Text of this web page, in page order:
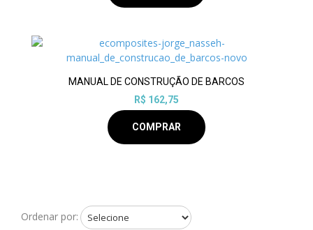
MANUAL DE CONSTRUÇÃO DE BARCOS
R$ 162,75
COMPRAR
Ordenar por: